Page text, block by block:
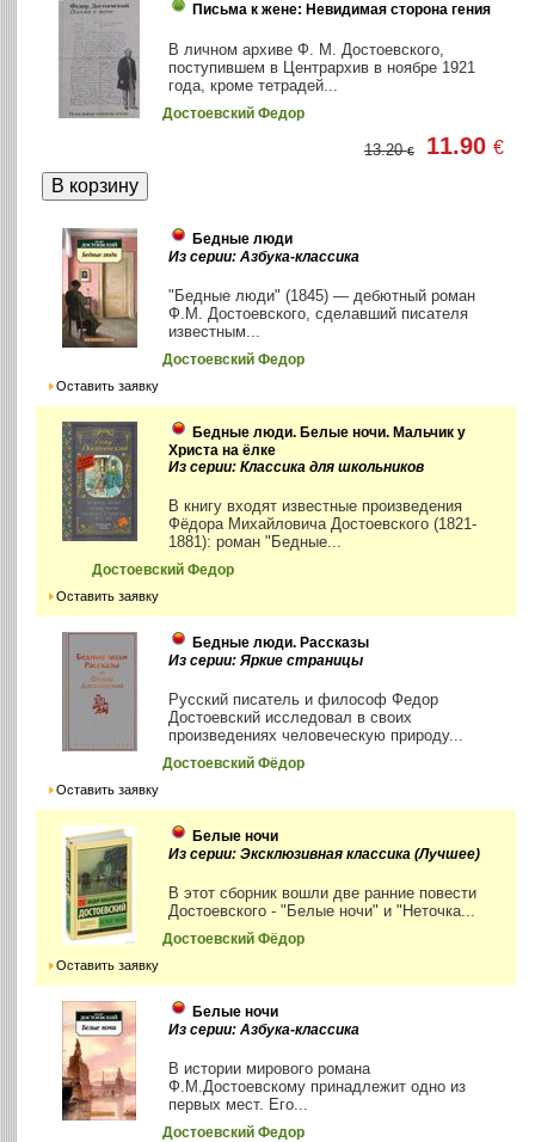
Письма к жене: Невидимая сторона гения
В личном архиве Ф. М. Достоевского,
поступившем в Центрархив в ноябре 1921
года, кроме тетрадей...
Достоевский Федор
13.20€ 11.90€
Бедные люди
Из серии: Азбука-классика
"Бедные люди" (1845) — дебютный роман
Ф.М. Достоевского, сделавший писателя
известным...
Достоевский Федор
Оставить заявку
Бедные люди. Белые ночи. Мальчик у
Христа на ёлке
Из серии: Классика для школьников
В книгу входят известные произведения
Фёдора Михайловича Достоевского (1821-
1881): роман "Бедные...
Достоевский Федор
Оставить заявку
Бедные люди. Рассказы
Из серии: Яркие страницы
Русский писатель и философ Федор
Достоевский исследовал в своих
произведениях человеческую природу...
Достоевский Фёдор
Оставить заявку
Белые ночи
Из серии: Эксклюзивная классика (Лучшее)
В этот сборник вошли две ранние повести
Достоевского - "Белые ночи" и "Неточка...
Достоевский Фёдор
Оставить заявку
Белые ночи
Из серии: Азбука-классика
В истории мирового романа
Ф.М.Достоевскому принадлежит одно из
первых мест. Его...
Достоевский Федор